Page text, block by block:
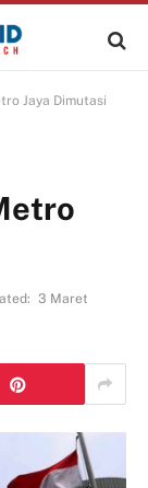
Jaya Dimutasi
3 Maret